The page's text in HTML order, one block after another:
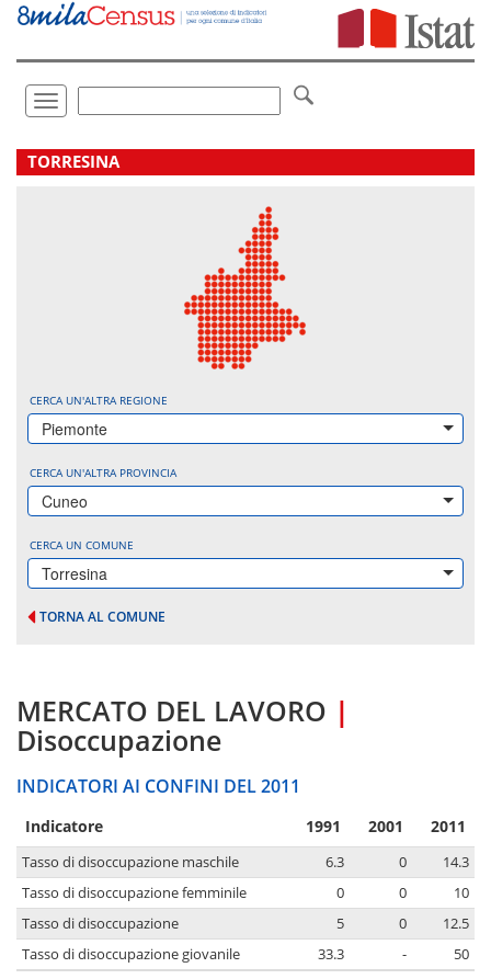
Vai
direttamente
Toggle
navigation
.
TORRESINA
CERCA UN'ALTRA REGIONE
Piemonte
CERCA UN'ALTRA PROVINCIA
Cuneo
CERCA UN COMUNE
Torresina
TORNA AL COMUNE
MERCATO DEL LAVORO |
Disoccupazione
INDICATORI AI CONFINI DEL 2011
Indicatore 1991 2001 2011
Tasso di disoccupazione maschile 6.3 0
14.3
Tasso di disoccupazione femminile
0 0
10
Tasso di disoccupazione
5 0
12.5
Tasso di disoccupazione giovanile
33.3 - 50